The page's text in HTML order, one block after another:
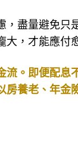
盡量避免只
，才能應付
。即便配息
房養老、年金